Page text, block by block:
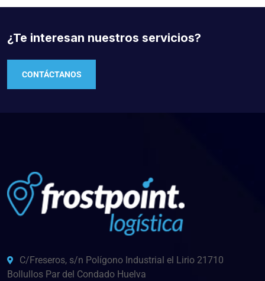
¿Te interesan nuestros servicios?
CONTÁCTANOS
C/Freseros, s/n Polígono Industrial el Lirio 21710
Bollullos Par del Condado Huelva